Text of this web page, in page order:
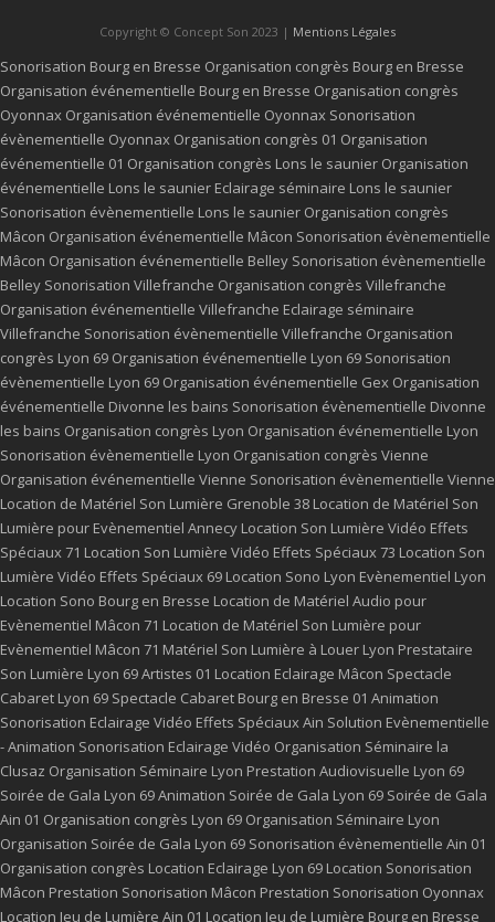
Copyright © Concept Son 2023 | Mentions Légales
Sonorisation Bourg en Bresse Organisation congrès Bourg en Bresse
Organisation événementielle Bourg en Bresse Organisation congrès
Oyonnax Organisation événementielle Oyonnax Sonorisation
évènementielle Oyonnax Organisation congrès 01 Organisation
événementielle 01 Organisation congrès Lons le saunier Organisation
événementielle Lons le saunier Eclairage séminaire Lons le saunier
Sonorisation évènementielle Lons le saunier Organisation congrès
Mâcon Organisation événementielle Mâcon Sonorisation évènementielle
Mâcon Organisation événementielle Belley Sonorisation évènementielle
Belley Sonorisation Villefranche Organisation congrès Villefranche
Organisation événementielle Villefranche Eclairage séminaire
Villefranche Sonorisation évènementielle Villefranche Organisation
congrès Lyon 69 Organisation événementielle Lyon 69 Sonorisation
évènementielle Lyon 69 Organisation événementielle Gex Organisation
événementielle Divonne les bains Sonorisation évènementielle Divonne
les bains Organisation congrès Lyon Organisation événementielle Lyon
Sonorisation évènementielle Lyon Organisation congrès Vienne
Organisation événementielle Vienne Sonorisation évènementielle Vienne
Location de Matériel Son Lumière Grenoble 38 Location de Matériel Son
Lumière pour Evènementiel Annecy Location Son Lumière Vidéo Effets
Spéciaux 71 Location Son Lumière Vidéo Effets Spéciaux 73 Location Son
Lumière Vidéo Effets Spéciaux 69 Location Sono Lyon Evènementiel Lyon
Location Sono Bourg en Bresse Location de Matériel Audio pour
Evènementiel Mâcon 71 Location de Matériel Son Lumière pour
Evènementiel Mâcon 71 Matériel Son Lumière à Louer Lyon Prestataire
Son Lumière Lyon 69Artistes 01 Location Eclairage Mâcon Spectacle
Cabaret Lyon 69 Spectacle Cabaret Bourg en Bresse 01 Animation
Sonorisation Eclairage Vidéo Effets Spéciaux Ain Solution Evènementielle
- Animation Sonorisation Eclairage Vidéo Organisation Séminaire la
Clusaz Organisation Séminaire Lyon Prestation Audiovisuelle Lyon 69
Soirée de Gala Lyon 69Animation Soirée de Gala Lyon 69 Soirée de Gala
Ain 01 Organisation congrès Lyon 69 Organisation Séminaire Lyon
Organisation Soirée de Gala Lyon 69 Sonorisation évènementielle Ain 01
Organisation congrès Location Eclairage Lyon 69 Location Sonorisation
Mâcon Prestation Sonorisation Mâcon Prestation Sonorisation Oyonnax
Location Jeu de Lumière Ain 01 Location Jeu de Lumière Bourg en Bresse